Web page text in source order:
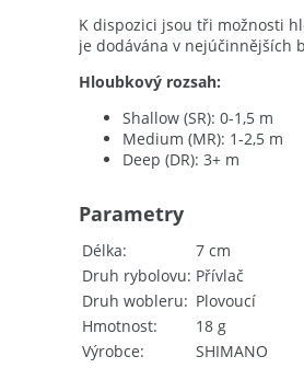
K dispozici jsou tři možnosti
je dodávána v nejúčinnějších
Hloubkový rozsah:
Shallow (SR): 0-1,5 m
Medium (MR): 1-2,5 m
Deep (DR): 3+ m
Délka
7 cm
Druh rybolovu Přívlač
Druh wobleru
Plovoucí
Hmotnost
18 g
Výrobce
SHIMANO
Parametry